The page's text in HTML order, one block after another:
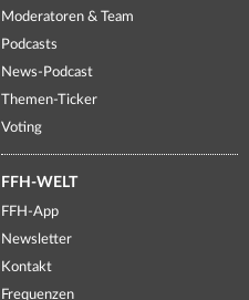
Moderatoren & Team
Podcasts
News-Podcast
Themen-Ticker
Voting
FFH-WELT
FFH-App
Newsletter
Kontakt
Frequenzen